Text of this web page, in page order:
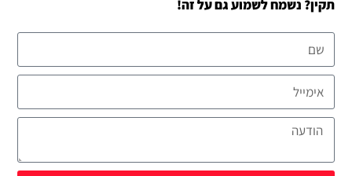
תקין? נשמח לשמוע גם על זה!